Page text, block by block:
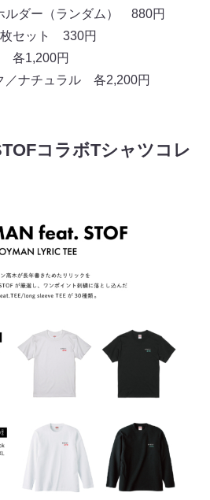
ルダー（ランダム） 880円
枚セット 330円
各1,200円
／ナチュラル 各2,200円
コラボTシャツコレ